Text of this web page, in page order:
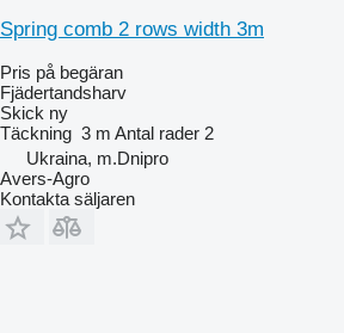
Spring comb 2 rows width 3m
Pris på begäran
Fjädertandsharv
Skick ny
Täckning 3 m Antal rader 2
Ukraina, m.Dnipro
Avers-Agro
Kontakta säljaren